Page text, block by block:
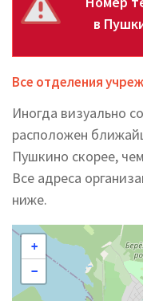
в
Все отделения
Иногда визуально
расположен
Пушкино скорее,
Все адреса
ниже.
+
−